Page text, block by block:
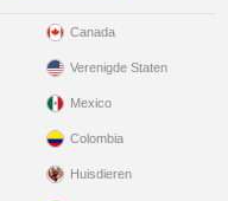
Canada
Verenigde Staten
Mexico
Colombia
Huisdieren